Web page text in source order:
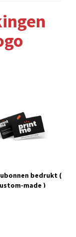
bedrukt (
made )